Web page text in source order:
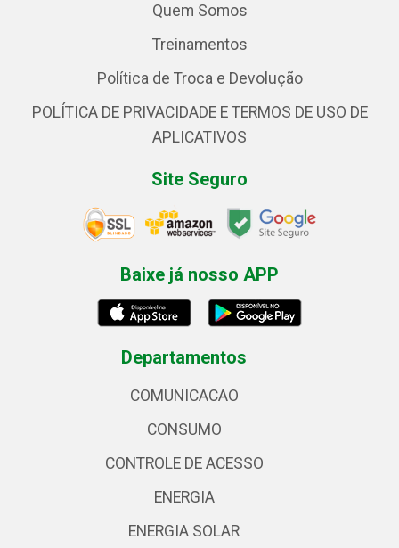
Quem Somos
Treinamentos
Política de Troca e Devolução
POLÍTICA DE PRIVACIDADE E TERMOS DE USO DE
APLICATIVOS
Site Seguro
Baixe já nosso APP
Departamentos
COMUNICACAO
CONSUMO
CONTROLE DE ACESSO
ENERGIA
ENERGIA SOLAR